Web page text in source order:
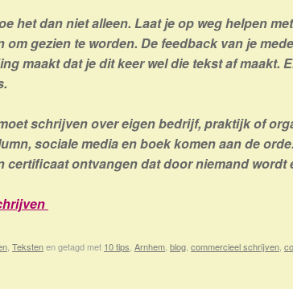
het dan niet alleen. Laat je op weg helpen
gezien te worden. De feedback van je
maakt dat je dit keer wel die tekst af maakt.
schrijven over eigen bedrijf, praktijk of
sociale media en boek komen aan de
certificaat ontvangen dat door niemand wordt
Tekstenen getagd met 10 tips Arnhem blog commercieel schrijven